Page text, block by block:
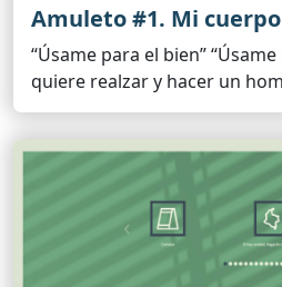
Amuleto #1. Mi
“Úsame para el bien”
quiere realzar y hacer un